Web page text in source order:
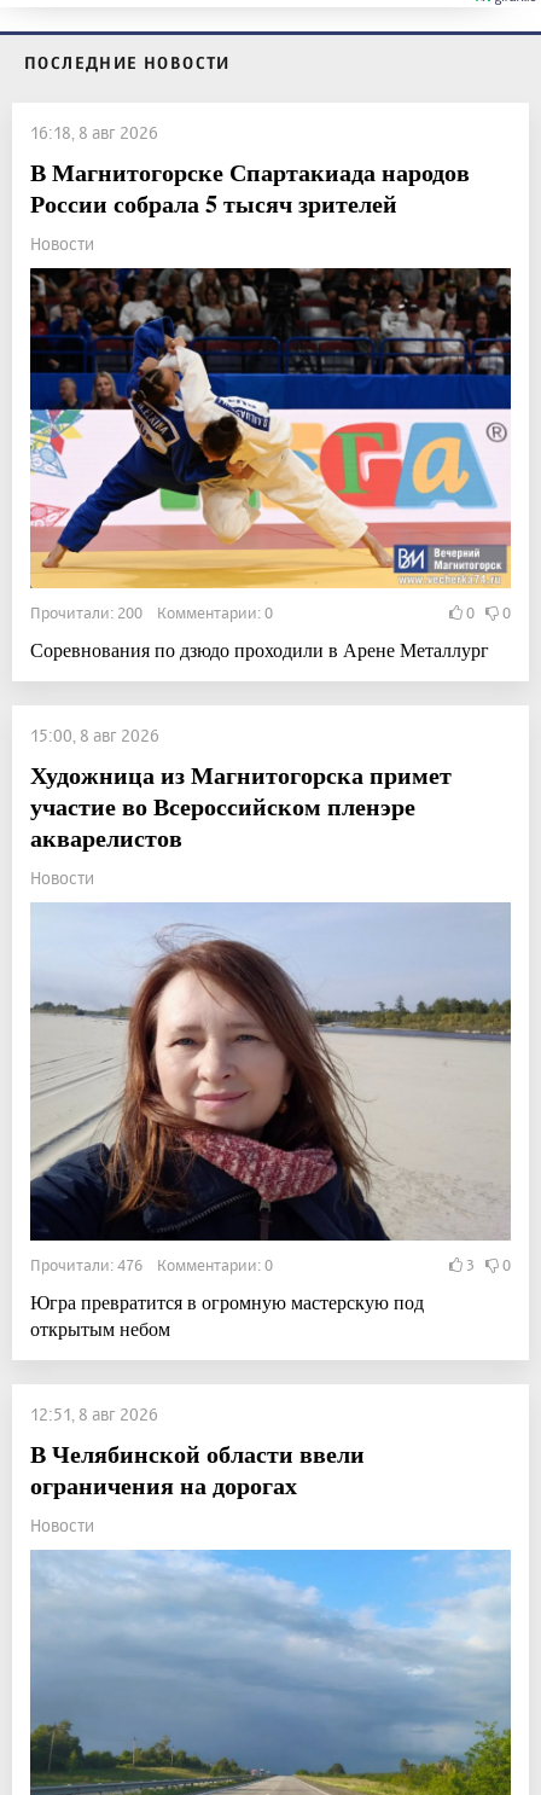
ПОСЛЕДНИЕ НОВОСТИ
16:18, 8 авг 2026
В Магнитогорске Спартакиада народов
России собрала 5 тысяч зрителей
Новости
Прочитали: 200 Комментарии: 0 0 0
Соревнования по дзюдо проходили в Арене Металлург
15:00, 8 авг 2026
Художница из Магнитогорска примет
участие во Всероссийском пленэре
акварелистов
Новости
Прочитали: 476 Комментарии: 0 3 0
Югра превратится в огромную мастерскую под
открытым небом
12:51, 8 авг 2026
В Челябинской области ввели
ограничения на дорогах
Новости